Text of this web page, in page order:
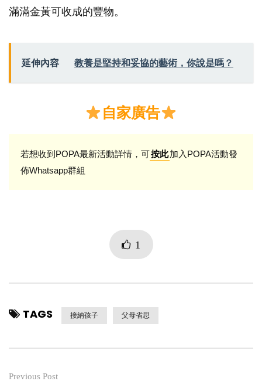
滿滿金黃可收成的豐物。
延伸內容 教養是堅持和妥協的藝術，你說是嗎？
自家廣告
若想收到POPA最新活動詳情，可按此加入POPA活動發
佈Whatsapp群組
1
TAGS 接納孩子 父母省思
Previous Post